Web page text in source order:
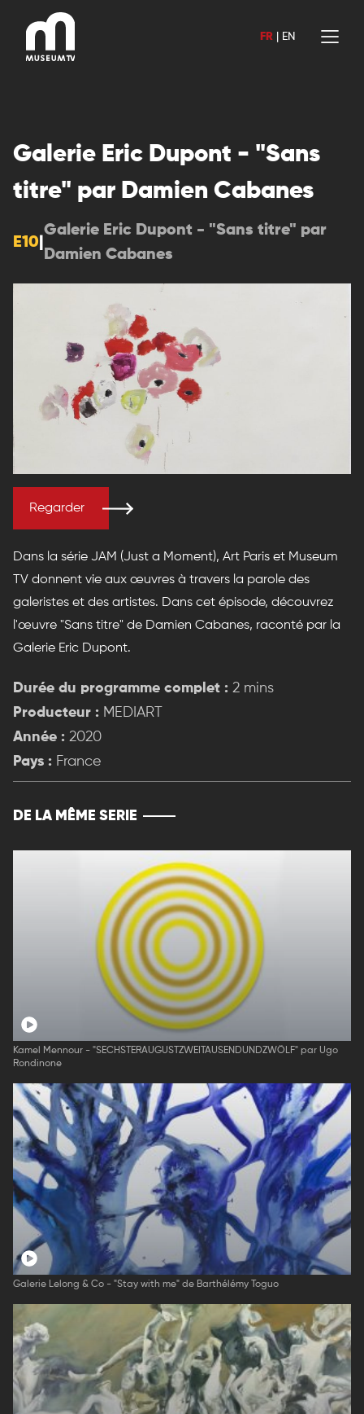
contenu
FR EN
Galerie Eric Dupont - "Sans
titre" par Damien Cabanes
E10
Galerie Eric Dupont - "Sans titre" par
Damien Cabanes
Regarder
Dans la série JAM (Just a Moment), Art Paris et Museum
TV donnent vie aux œuvres à travers la parole des
galeristes et des artistes. Dans cet épisode, découvrez
l'œuvre "Sans titre" de Damien Cabanes, raconté par la
Galerie Eric Dupont.
Durée du programme complet : 2 mins
Producteur : MEDIART
Année : 2020
Pays : France
DE LA MÊME SERIE
Kamel Mennour - "SECHSTERAUGUSTZWEITAUSENDUNDZWÖLF" par Ugo
Rondinone
Galerie Lelong & Co - "Stay with me" de Barthélémy Toguo